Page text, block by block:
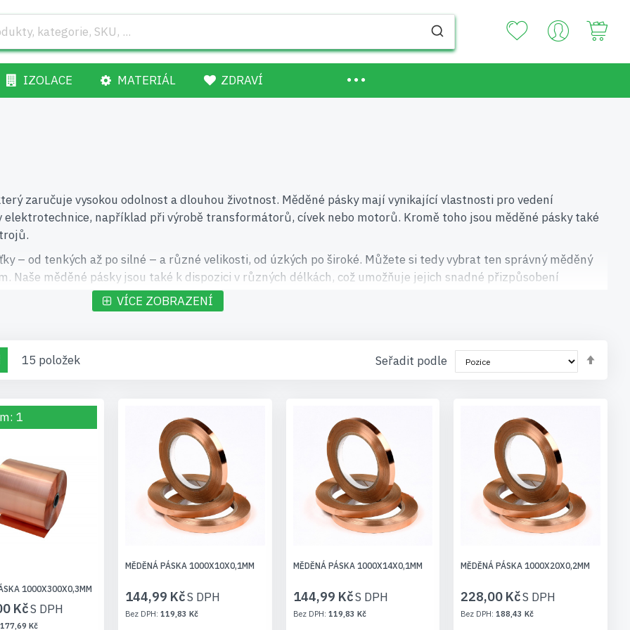
IZOLACE MATERIÁL ZDRAVÍ
zaručuje vysokou odolnost a dlouhou životnost. Měděné pásky mají vynikající vlastnosti pro vedení
například při výrobě transformátorů, cívek nebo motorů. Kromě toho jsou měděné pásky také
– od tenkých až po silné – a různé velikosti, od úzkých po široké. Můžete si tedy vybrat ten správný měděný
Naše měděné pásky jsou také k dispozici v různých délkách, což umožňuje jejich snadné přizpůsobení
měděného pásku pro vaše potřeby.
VÍCE ZOBRAZENÍ
Seznam
15 položek Seřadit podle
1
1000X300X0,3MM
Kč
Kč
MĚDĚNÁ PÁSKA 1000X10X0,1MM
144,99 Kč
119,83 Kč
MĚDĚNÁ PÁSKA 1000X14X0,1MM
144,99 Kč
119,83 Kč
MĚDĚNÁ PÁSKA 1000X20X0,2MM
228,00 Kč
188,43 Kč